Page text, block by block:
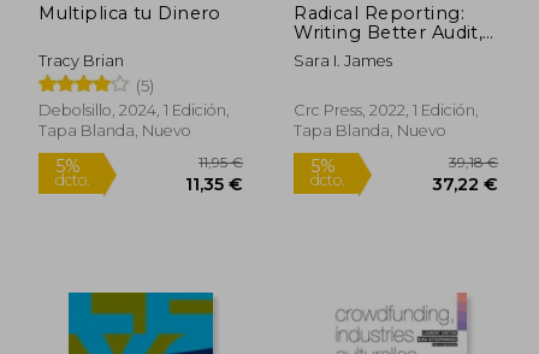
Multiplica tu Dinero
Tracy Brian
(5)
Debolsillo, 2024, 1 Edición,
Tapa Blanda, Nuevo
Radical Reporting:
Writing Better Audit,
Risk, Compliance, and
Information Security
Audit and it Audit) (en
Inglés)
Sara I. James
Crc Press, 2022, 1 Edición,
Tapa Blanda, Nuevo